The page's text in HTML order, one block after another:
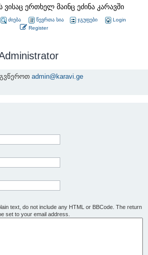
ერთხელ მაინც ეძინა კარავში
ძიება წევრთა სია ჯგუფები
Login
Register
admin@karavi.ge
text, do not include any HTML or BBCode. The return
set to your email address.